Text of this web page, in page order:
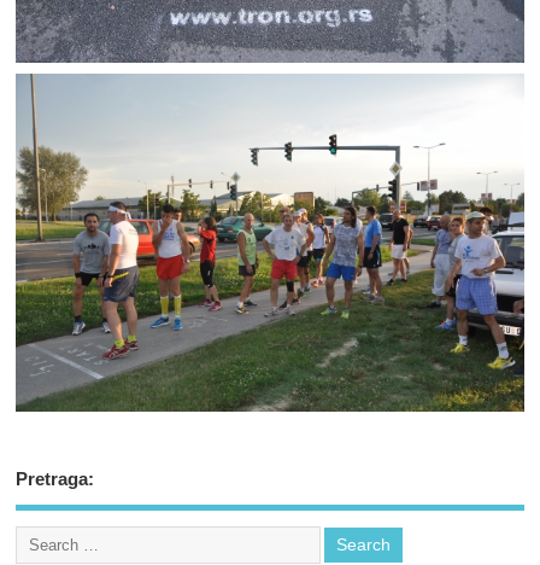
Pretraga: